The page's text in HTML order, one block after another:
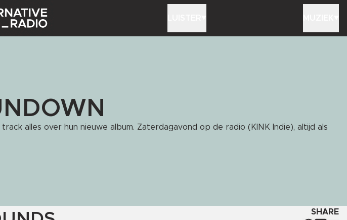
alles over hun nieuwe album. Zaterdagavond op de radio (KINK Indie), altijd als
SHARE